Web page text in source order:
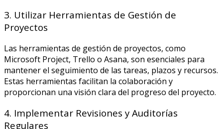
3. Utilizar Herramientas de Gestión de
Proyectos
Las herramientas de gestión de proyectos, como
Microsoft Project, Trello o Asana, son esenciales para
mantener el seguimiento de las tareas, plazos y recursos.
Estas herramientas facilitan la colaboración y
proporcionan una visión clara del progreso del proyecto.
4. Implementar Revisiones y Auditorías
Regulares